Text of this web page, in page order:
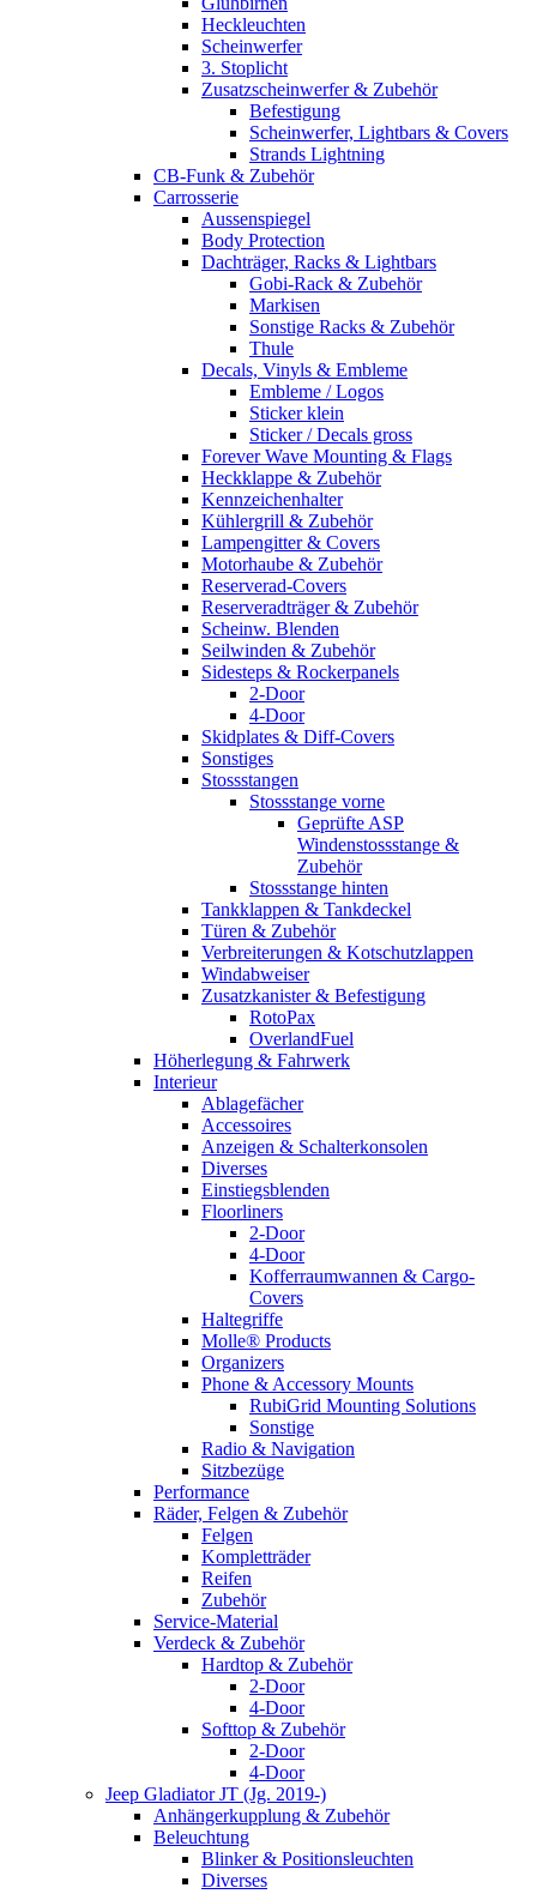
Heckleuchten
Scheinwerfer
3. Stoplicht
Zusatzscheinwerfer & Zubehör
Befestigung
Scheinwerfer, Lightbars & Covers
Strands Lightning
CB-Funk & Zubehör
Carrosserie
Aussenspiegel
Body Protection
Dachträger, Racks & Lightbars
Gobi-Rack & Zubehör
Markisen
Sonstige Racks & Zubehör
Thule
Decals, Vinyls & Embleme
Embleme / Logos
Sticker klein
Sticker / Decals gross
Forever Wave Mounting & Flags
Heckklappe & Zubehör
Kennzeichenhalter
Kühlergrill & Zubehör
Lampengitter & Covers
Motorhaube & Zubehör
Reserverad-Covers
Reserveradträger & Zubehör
Scheinw. Blenden
Seilwinden & Zubehör
Sidesteps & Rockerpanels
2-Door
4-Door
Skidplates & Diff-Covers
Sonstiges
Stossstangen
Stossstange vorne
Geprüfte ASP
Windenstossstange &
Zubehör
Stossstange hinten
Tankklappen & Tankdeckel
Türen & Zubehör
Verbreiterungen & Kotschutzlappen
Windabweiser
Zusatzkanister & Befestigung
RotoPax
OverlandFuel
Höherlegung & Fahrwerk
Interieur
Ablagefächer
Accessoires
Anzeigen & Schalterkonsolen
Diverses
Einstiegsblenden
Floorliners
2-Door
4-Door
Kofferraumwannen & Cargo-
Covers
Haltegriffe
Molle® Products
Organizers
Phone & Accessory Mounts
RubiGrid Mounting Solutions
Sonstige
Radio & Navigation
Sitzbezüge
Performance
Räder, Felgen & Zubehör
Felgen
Kompletträder
Reifen
Zubehör
Service-Material
Verdeck & Zubehör
Hardtop & Zubehör
2-Door
4-Door
Softtop & Zubehör
2-Door
4-Door
Jeep Gladiator JT (Jg. 2019-)
Anhängerkupplung & Zubehör
Beleuchtung
Blinker & Positionsleuchten
Diverses